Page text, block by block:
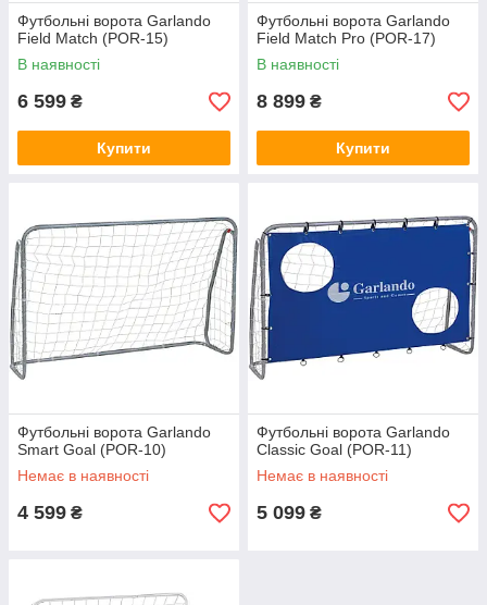
Футбольні ворота Garlando
Field Match (POR-15)
В наявності
6 599 ₴
Купити
Футбольні ворота Garlando
Field Match Pro (POR-17)
В наявності
8 899 ₴
Купити
Футбольні ворота Garlando
Smart Goal (POR-10)
Немає в наявності
4 599 ₴
Футбольні ворота Garlando
Classic Goal (POR-11)
Немає в наявності
5 099 ₴